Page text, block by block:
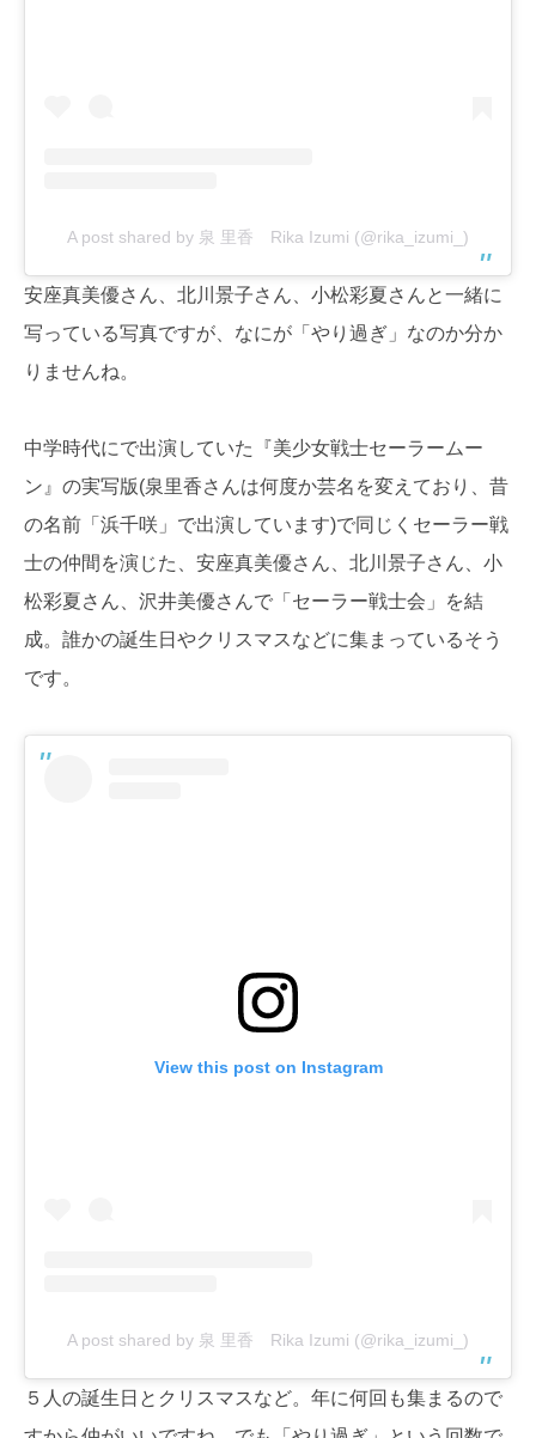
A post shared by 泉 里香 Rika Izumi (@rika_izumi_)
安座真美優さん、北川景子さん、小松彩夏さんと一緒に
写っている写真ですが、なにが「やり過ぎ」なのか分か
りませんね。
中学時代にで出演していた『美少女戦士セーラームー
ン』の実写版(泉里香さんは何度か芸名を変えており、昔
の名前「浜千咲」で出演しています)で同じくセーラー戦
士の仲間を演じた、安座真美優さん、北川景子さん、小
松彩夏さん、沢井美優さんで「セーラー戦士会」を結
成。誰かの誕生日やクリスマスなどに集まっているそう
です。
View this post on Instagram
A post shared by 泉 里香 Rika Izumi (@rika_izumi_)
５人の誕生日とクリスマスなど。年に何回も集まるので